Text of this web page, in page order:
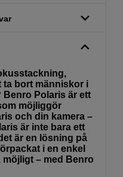
ta bort människor i
Polaris är ett
möjliggör
och din kamera –
är inte bara ett
är en lösning på
i en enkel
möjligt – med Benro